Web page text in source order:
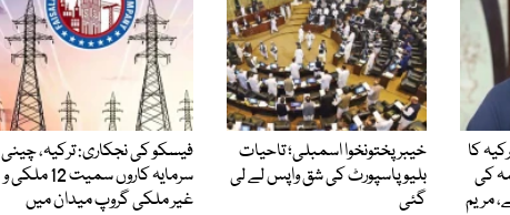
کا
کی
مریم
خیبرپختونخوا اسمبلی؛ تاحیات
بلیو پاسپورٹ کی شق واپس لے لی
گئی
فیسکو کی نجکاری: ترکیہ، چینی
سرمایہ کاروں سمیت 12 ملکی و
غیر ملکی گروپ میدان میں